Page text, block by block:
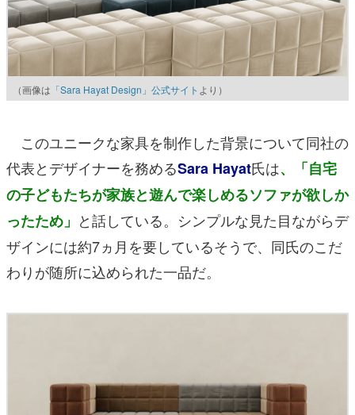
（画像は 「Sara Hayat Design」公式サイト より）
このユニークな家具を制作した背景について同社の
代表とデザイナーを務めるSara Hayat氏は、「自宅
の子どもたちが家族と遊んで楽しめるソファが欲しか
ったため」 と話している。シンプルな見た目ながらデ
ザインには約7ヵ月を要しているそうで、同氏のこだ
わりが随所に込められた一品だ。